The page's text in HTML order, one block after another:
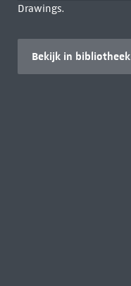
Drawings.
Bekijk in bibliotheek